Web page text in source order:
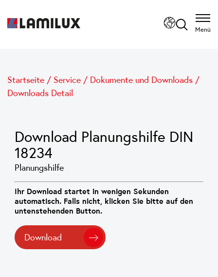
Menü
Startseite / Service / Dokumente und Downloads /
Downloads Detail
Download Planungshilfe DIN
18234
Planungshilfe
Ihr Download startet in wenigen Sekunden
automatisch. Falls nicht, klicken Sie bitte auf den
untenstehenden Button.
Download